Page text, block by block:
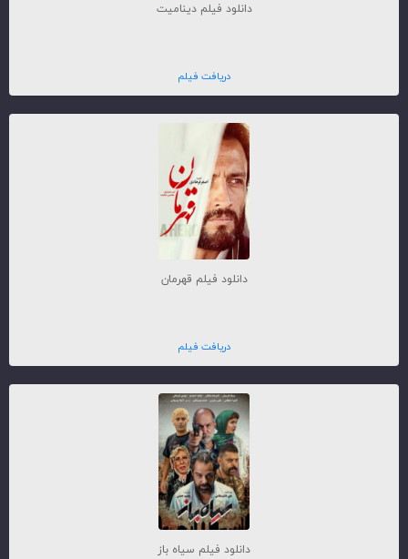
دانلود فیلم دینامیت
دریافت فیلم
دانلود فیلم قهرمان
دریافت فیلم
دانلود فیلم سیاه باز